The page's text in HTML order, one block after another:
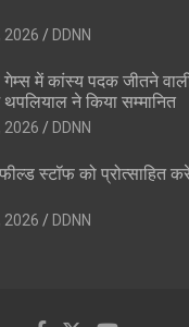
2026 DDNN
में कांस्य पदक जीतने वाली
ने किया सम्मानित
2026 DDNN
स्टॉफ को प्रोत्साहित
2026 DDNN